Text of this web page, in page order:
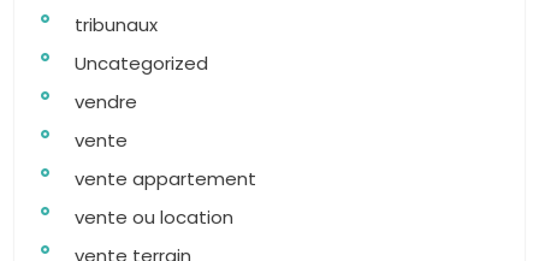
tribunaux
Uncategorized
vendre
vente
vente appartement
vente ou location
vente terrain